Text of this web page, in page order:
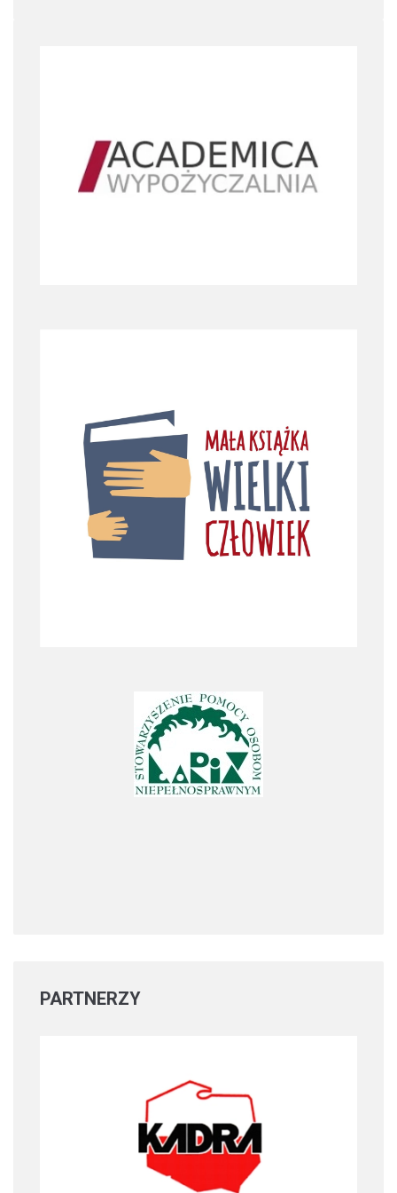
PARTNERZY